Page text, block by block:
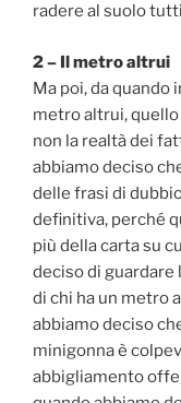
radere al suolo
2 – Il metro altrui
Ma poi, da quando
metro altrui,
non la realtà dei
abbiamo deciso
delle frasi di
definitiva, perché
più della carta su
deciso di
di chi ha un metro
abbiamo deciso
minigonna è
abbigliamento